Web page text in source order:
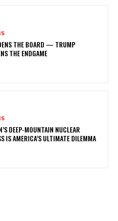
THE BOARD — TRUMP
THE ENDGAME
DEEP-MOUNTAIN NUCLEAR
IS AMERICA’S ULTIMATE DILEMMA